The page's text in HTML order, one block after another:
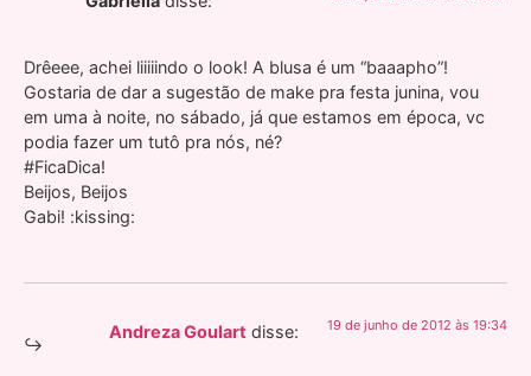
Drêeee, achei liiiiindo o look! A blusa é um “baaapho”!
Gostaria de dar a sugestão de make pra festa junina, vou
em uma à noite, no sábado, já que estamos em época, vc
podia fazer um tutô pra nós, né?
#FicaDica!
Beijos, Beijos
Gabi! :kissing:
Andreza Goulart disse: 19 de junho de 2012 às 19:34